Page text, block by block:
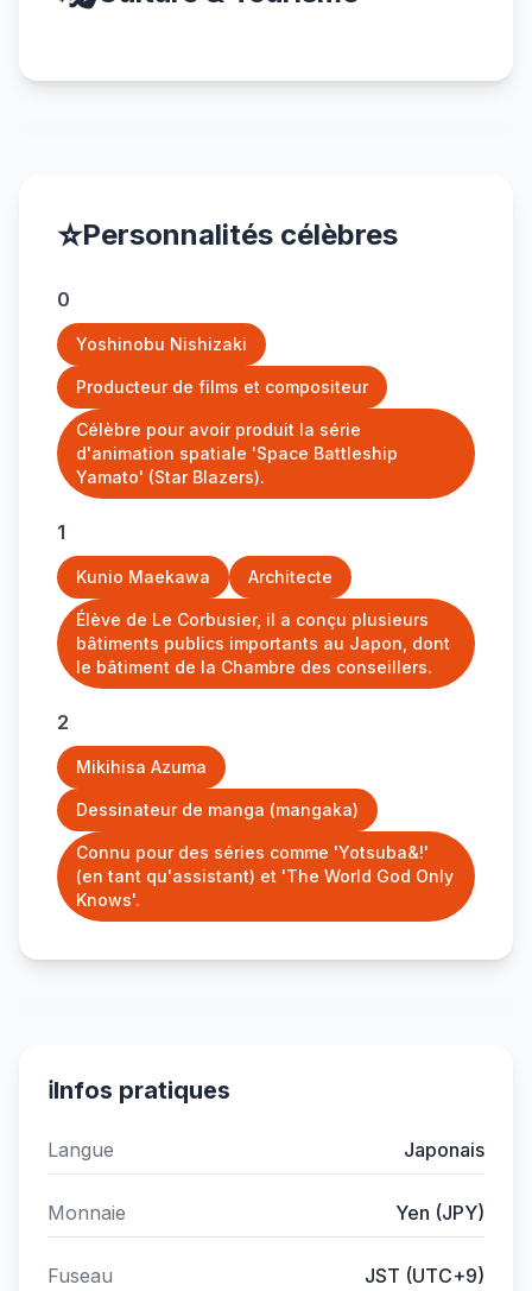
⭐Personnalités célèbres
0
Yoshinobu Nishizaki
Producteur de films et compositeur
Célèbre pour avoir produit la série
d'animation spatiale 'Space Battleship
Yamato' (Star Blazers).
1
Kunio Maekawa Architecte
Élève de Le Corbusier, il a conçu plusieurs
bâtiments publics importants au Japon, dont
le bâtiment de la Chambre des conseillers.
2
Mikihisa Azuma
Dessinateur de manga (mangaka)
Connu pour des séries comme 'Yotsuba&!'
(en tant qu'assistant) et 'The World God Only
Knows'.
ℹ️Infos pratiques
Langue Japonais
Monnaie Yen (JPY)
Fuseau JST (UTC+9)